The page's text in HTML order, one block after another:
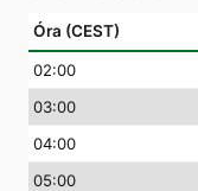
Óra (CEST)
02:00
03:00
04:00
05:00